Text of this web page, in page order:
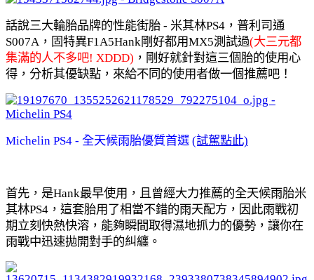
話說三大輪胎品牌的性能街胎 - 米其林PS4，普利司通
S007A，固特異F1A5Hank剛好都用MX5測試過(大三元都
集滿的人不多吧! XDDD) ，剛好就針對這三個胎的使用心
得，分析其優缺點，來給不同的使用者做一個推薦吧！
Michelin PS4 - 全天候雨胎優質首選 (試駕點此)
首先，是Hank最早使用，且曾經大力推薦的全天候雨胎米
其林PS4，這套胎用了相當不錯的雨天配方，因此雨戰初
期立刻快熱快溶，能夠瞬間取得濕地抓力的優勢，讓你在
雨戰中迅速拋開對手的糾纏。